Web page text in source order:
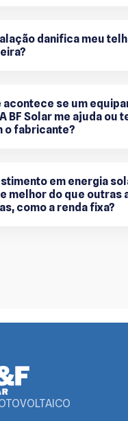
danifica meu
acontece se um
BF Solar me ajuda ou
o fabricante?
em energia
melhor do que outras
como a renda fixa?